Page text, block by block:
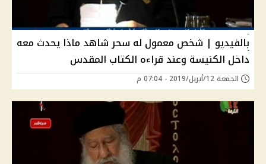
بالفيديو | شخص معمول له سحر شاهد ماذا يحدث معه
داخل الكنيسة وعند قراءه الكتاب المقدس
الجمعة 12/أبريل/2019 - 07:04 م